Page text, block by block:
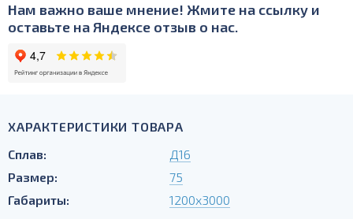
Нам важно ваше мнение! Жмите на ссылку и
оставьте на Яндексе отзыв о нас.
ХАРАКТЕРИСТИКИ ТОВАРА
Сплав:
Д16
Размер:
75
Габариты:
1200х3000